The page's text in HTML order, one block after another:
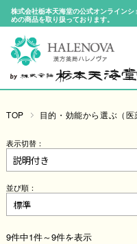
株式会社栃本天海堂の公式オンライン
めの商品を取り扱っております。
TOP 目的・効能から選ぶ（医
表示切替：
並び順：
9件中1件～9件を表示